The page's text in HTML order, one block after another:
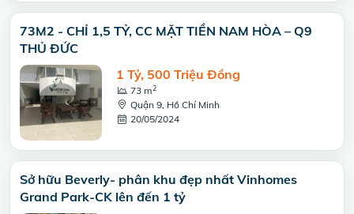
73M2 - CHỈ 1,5 TỶ, CC MẶT TIỀN NAM HÒA – Q9
THỦ ĐỨC
1 Tỷ, 500 Triệu Đồng
73 m2
Quận 9, Hồ Chí Minh
20/05/2024
Sở hữu Beverly- phân khu đẹp nhất Vinhomes
Grand Park-CK lên đến 1 tỷ